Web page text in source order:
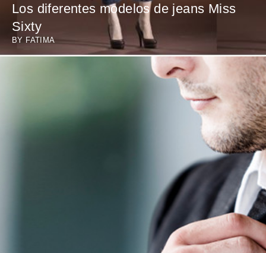
Los diferentes modelos de jeans Miss
Sixty
BY FATIMA